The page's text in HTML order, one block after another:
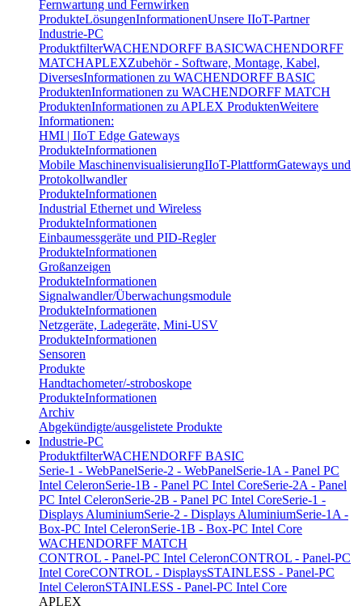
Fernwartung und Fernwirken
ProdukteLösungenInformationenUnsere IIoT-Partner
Industrie-PC
ProduktfilterWACHENDORFF BASICWACHENDORFF
MATCHAPLEXZubehör - Software, Montage, Kabel,
DiversesInformationen zu WACHENDORFF BASIC
ProduktenInformationen zu WACHENDORFF MATCH
ProduktenInformationen zu APLEX ProduktenWeitere
Informationen:
HMI | IIoT Edge Gateways
ProdukteInformationen
Mobile MaschinenvisualisierungIIoT-PlattformGateways und
Protokollwandler
ProdukteInformationen
Industrial Ethernet und Wireless
ProdukteInformationen
Einbaumessgeräte und PID-Regler
ProdukteInformationen
Großanzeigen
ProdukteInformationen
Signalwandler/Überwachungsmodule
ProdukteInformationen
Netzgeräte, Ladegeräte, Mini-USV
ProdukteInformationen
Sensoren
Produkte
Handtachometer/-stroboskope
ProdukteInformationen
Archiv
Abgekündigte/ausgelistete Produkte
Industrie-PC
ProduktfilterWACHENDORFF BASIC
Serie-1 - WebPanelSerie-2 - WebPanelSerie-1A - Panel PC
Intel CeleronSerie-1B - Panel PC Intel CoreSerie-2A - Panel
PC Intel CeleronSerie-2B - Panel PC Intel CoreSerie-1 -
Displays AluminiumSerie-2 - Displays AluminiumSerie-1A -
Box-PC Intel CeleronSerie-1B - Box-PC Intel Core
WACHENDORFF MATCH
CONTROL - Panel-PC Intel CeleronCONTROL - Panel-PC
Intel CoreCONTROL - DisplaysSTAINLESS - Panel-PC
Intel CeleronSTAINLESS - Panel-PC Intel Core
APLEX